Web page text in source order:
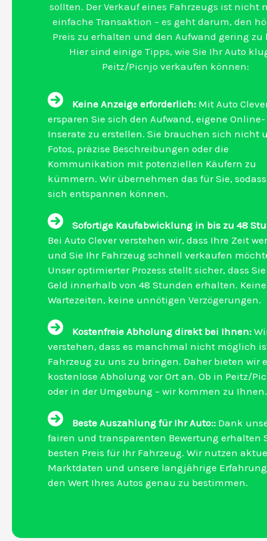
sollten. Der Verkauf eines Fahrzeugs ist nicht
einfache Transaktion – es geht darum, den
Preis zu erhalten und den Aufwand gering zu
Hier sind einige Tipps, wie Sie Ihr Auto
Peitz/Picnjo verkaufen können:
Keine Anzeige erforderlich: Mit Auto
ersparen Sie sich den Aufwand, eigene Online-
Inserate zu erstellen. Sie brauchen sich nicht
Fotos, präzise Beschreibungen oder die
Kommunikation mit potenziellen Käufern zu
kümmern. Wir übernehmen das für Sie,
sich entspannen können.
Sofortige Kaufabwicklung in bis zu 48
Bei Auto Clever verstehen wir, dass Ihre Zeit
und Sie Ihr Fahrzeug schnell verkaufen
Unser optimierter Prozess stellt sicher, dass
Geld innerhalb von 48 Stunden erhalten.
Wartezeiten, keine unnötigen Verzögerungen.
Kostenfreie Abholung direkt bei Ihnen:
verstehen, dass es manchmal nicht möglich
Fahrzeug zu uns zu bringen. Daher bieten wir
kostenlose Abholung vor Ort an. Ob in Peitz/
oder in der Umgebung – wir kommen zu Ihnen.
Beste Auszahlung für Ihr Auto:: Dank
fairen und transparenten Bewertung erhalten
besten Preis für Ihr Fahrzeug. Wir nutzen
Marktdaten und unsere langjährige
den Wert Ihres Autos genau zu bestimmen.